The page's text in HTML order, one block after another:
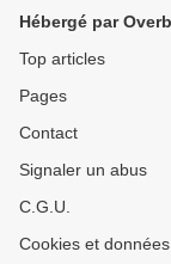
Hébergé par
Top articles
Pages
Contact
Signaler un abus
C.G.U.
Cookies et